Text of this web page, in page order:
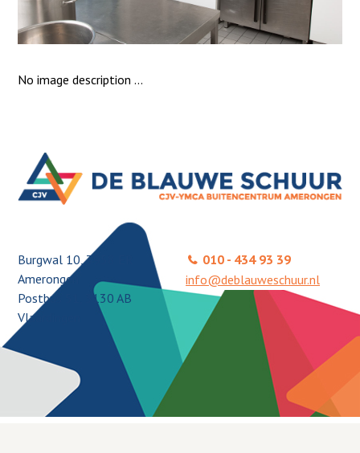
No image description ...
010 - 434 93 39
info@deblauweschuur.nl
Burgwal 10, 3958 ER
Amerongen
Postbus 51, 3130 AB
Vlaardingen